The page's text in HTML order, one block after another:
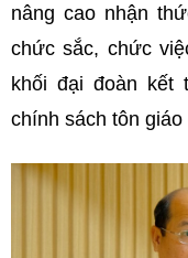
nâng cao nhận
chức sắc, chức
khối đại đoàn kết
chính sách tôn